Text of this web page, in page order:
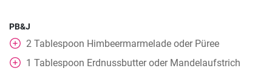
PB&J
2 Tablespoon Himbeermarmelade oder Püree
1 Tablespoon Erdnussbutter oder Mandelaufstrich